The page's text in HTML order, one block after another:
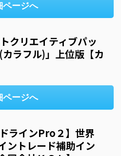
ページへ
クリエイティブパッ
ラフル)」上位版【カ
ページへ
ラインPro２】世界
ントレード補助イン